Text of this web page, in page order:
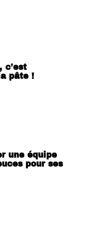
c’est
pâte !
une équipe
pour ses